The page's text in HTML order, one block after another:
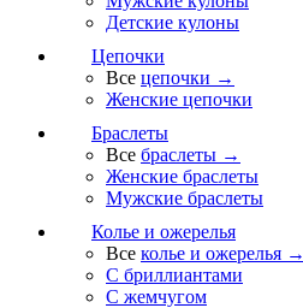
Детские кулоны
Цепочки
Все цепочки →
Женские цепочки
Браслеты
Все браслеты →
Женские браслеты
Мужские браслеты
Колье и ожерелья
Все колье и ожерелья →
С бриллиантами
С жемчугом